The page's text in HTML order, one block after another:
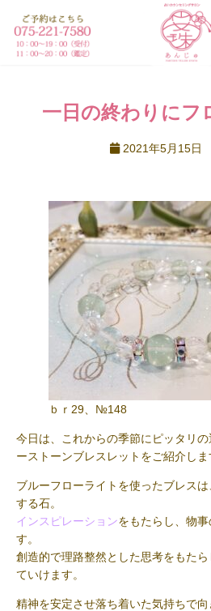
一日の終わりにフ
2021年5月15日
ｂｒ29、№148
今日は、これからの季節にピッタリ
ーストーンブレスレットをご紹介しま
ブルーフローライトを使ったブレスは
する石。
インスピレーションをもたらし、物
す。
創造的で理路整然とした思考をもた
ていけます。
精神を安定させ落ち着いた気持ちで